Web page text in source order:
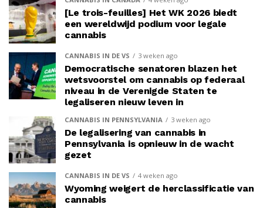
[Le trois-feuilles] Het WK 2026 biedt
een wereldwijd podium voor legale
cannabis
CANNABIS IN DE VS 3 weken ago
Democratische senatoren blazen het
wetsvoorstel om cannabis op federaal
niveau in de Verenigde Staten te
legaliseren nieuw leven in
CANNABIS IN PENNSYLVANIA 3 weken ago
De legalisering van cannabis in
Pennsylvania is opnieuw in de wacht
gezet
CANNABIS IN DE VS 4 weken ago
Wyoming weigert de herclassificatie van
cannabis